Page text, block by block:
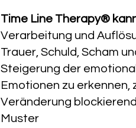
Time Line Therapy®
Verarbeitung und
Trauer, Schuld, Scham
Steigerung der
Emotionen zu erkennen,
Veränderung
Muster